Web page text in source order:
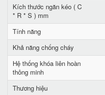
Kích thước ngăn kéo ( C
* R * S ) mm
Tính năng
Khả năng chống cháy
Hệ thống khóa liên hoàn
thông minh
Thương hiệu